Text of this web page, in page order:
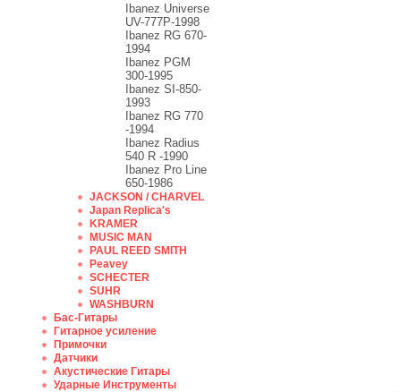
Ibanez Universe
UV-777P-1998
Ibanez RG 670-
1994
Ibanez PGM
300-1995
Ibanez SI-850-
1993
Ibanez RG 770
-1994
Ibanez Radius
540 R -1990
Ibanez Pro Line
650-1986
JACKSON / CHARVEL
Japan Replica's
KRAMER
MUSIC MAN
PAUL REED SMITH
Peavey
SCHECTER
SUHR
WASHBURN
Бас-Гитары
Гитарное усиление
Примочки
Датчики
Акустические Гитары
Ударные Инструменты